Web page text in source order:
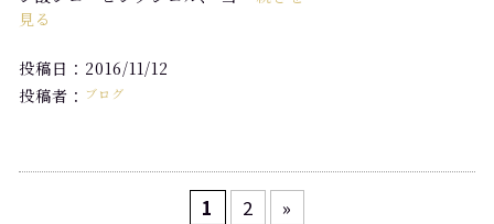
見る
投稿日：2016/11/12
投稿者： ブログ
1 2 »